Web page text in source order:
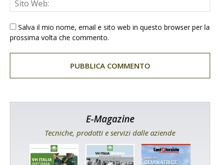
Salva il mio nome, email e sito web in questo browser per la
prossima volta che commento.
E-Magazine
Tecniche, prodotti e servizi dalle aziende